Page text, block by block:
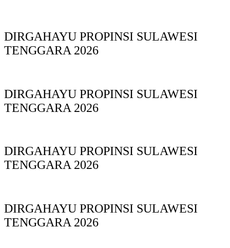
DIRGAHAYU PROPINSI SULAWESI
TENGGARA 2026
DIRGAHAYU PROPINSI SULAWESI
TENGGARA 2026
DIRGAHAYU PROPINSI SULAWESI
TENGGARA 2026
DIRGAHAYU PROPINSI SULAWESI
TENGGARA 2026